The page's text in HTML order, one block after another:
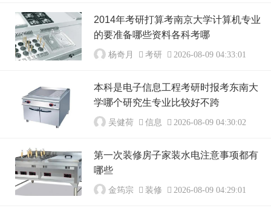
2014年考研打算考南京大学计算机专业
的要准备哪些资料各科考哪
杨奇月 考研 2026-08-09 04:33:01
本科是电子信息工程考研时报考东南大
学哪个研究生专业比较好不跨
吴健荷 信息 2026-08-09 04:30:02
第一次装修房子家装水电注意事项都有
哪些
金筠宗 装修 2026-08-09 04:29:01